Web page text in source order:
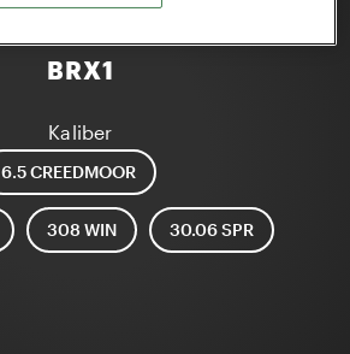
BRX1
Kaliber
6.5 CREEDMOOR
308 WIN 30.06 SPR